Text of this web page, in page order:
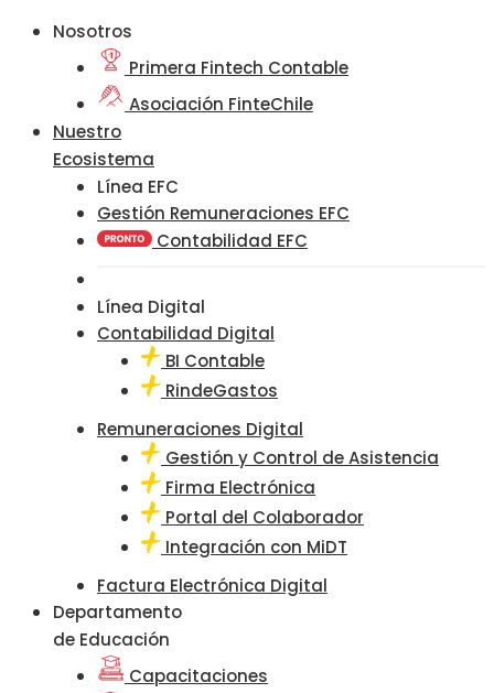
Nosotros
Primera Fintech Contable
Asociación FinteChile
Nuestro
Ecosistema
Línea EFC
Gestión Remuneraciones EFC
Contabilidad EFC
Línea Digital
Contabilidad Digital
BI Contable
RindeGastos
Remuneraciones Digital
Gestión y Control de Asistencia
Firma Electrónica
Portal del Colaborador
Integración con MiDT
Factura Electrónica Digital
Departamento
de Educación
Capacitaciones